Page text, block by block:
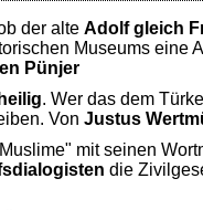
der alte Adolf gleich
Museums eine
Pünjer
. Wer das dem
Von Justus
mit seinen
die